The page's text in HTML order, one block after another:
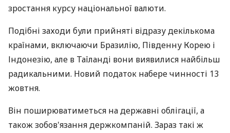
зростання курсу національної валюти.
Подібні заходи були прийняті відразу декількома
країнами, включаючи Бразилію, Південну Корею і
Індонезію, але в Таїланді вони виявилися найбільш
радикальними. Новий податок набере чинності 13
жовтня.
Він поширюватиметься на державні облігації, а
також зобов'язання держкомпаній. Зараз такі ж